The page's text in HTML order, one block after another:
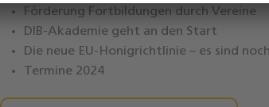
Förderung Fortbildungen durch Vereine
DIB-Akademie geht an den Start
Die neue EU-Honigrichtlinie – es sind
Termine 2024